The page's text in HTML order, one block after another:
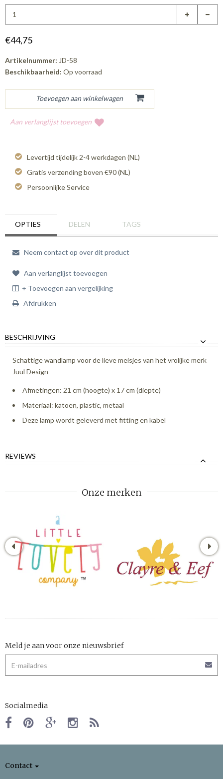
€44,75
Artikelnummer: JD-58
Beschikbaarheid: Op voorraad
Aan verlanglijst toevoegen
Levertijd tijdelijk 2-4 werkdagen (NL)
Gratis verzending boven €90 (NL)
Persoonlijke Service
OPTIES DELEN TAGS
Neem contact op over dit product
Aan verlanglijst toevoegen
+ Toevoegen aan vergelijking
Afdrukken
BESCHRIJVING
Schattige wandlamp voor de lieve meisjes van het vrolijke merk
Juul Design
Afmetingen: 21 cm (hoogte) x 17 cm (diepte)
Materiaal: katoen, plastic, metaal
Deze lamp wordt geleverd met fitting en kabel
REVIEWS
Onze merken
Meld je aan voor onze nieuwsbrief
Socialmedia
Contact